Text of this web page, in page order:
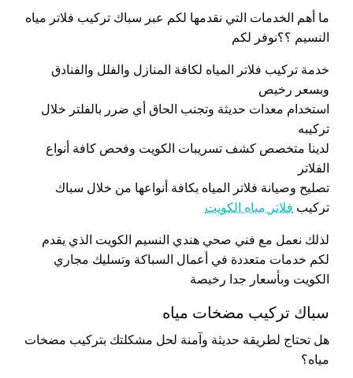
ما أهم الخدمات التي نقدمها لكم عبر سباك تركيب فلاتر مياه
النسيم ؟؟نوفر لكم
خدمة تركيب فلاتر المياه لكافة المنازل والفلل والفنادق
وبسعر رخيص
استخدام معدات حديثة وتجنب الحاق أي ضرر بالفلتر خلال
تركيبه
لدينا متخصص كشف تسريبات الكويت وفحص كافة أنواع
الفلاتر
تصليح وصيانة فلاتر المياه بكافة أنواعها من خلال سباك
تركيب فلاتر مياه الكويت
لذلك نعمل مع فني صحي هندي النسيم الكويت الذي يقدم
لكم خدمات متعددة في أعمال السباكة وتسليك مجاري
الكويت وبأسعار جدا رخيصة
سباك تركيب مضخات مياه
هل تحتاج لطريقة حديثة وآمنة لحل مشكلتك بتركيب مضخات
مياه؟